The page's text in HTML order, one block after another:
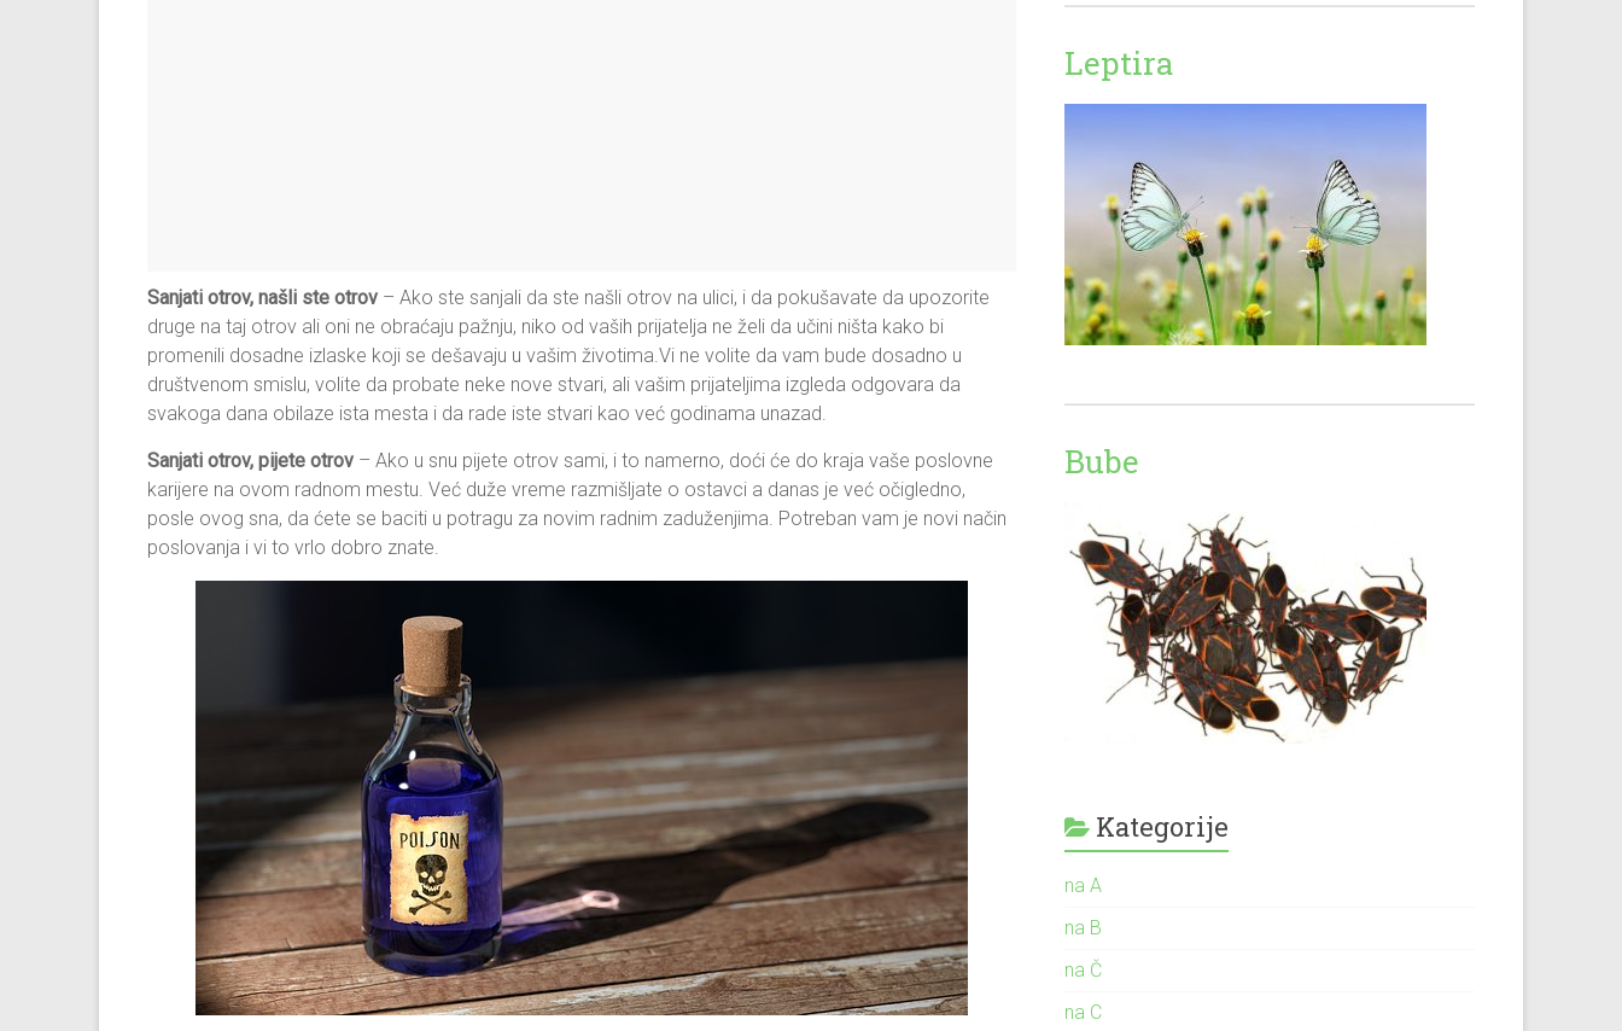
Sanjati otrov, našli ste otrov – Ako ste sanjali da ste našli otrov na ulici, i da pokušavate da upozorite
druge na taj otrov ali oni ne obraćaju pažnju, niko od vaših prijatelja ne želi da učini ništa kako bi
promenili dosadne izlaske koji se dešavaju u vašim životima.Vi ne volite da vam bude dosadno u
društvenom smislu, volite da probate neke nove stvari, ali vašim prijateljima izgleda odgovara da
svakoga dana obilaze ista mesta i da rade iste stvari kao već godinama unazad.
Sanjati otrov, pijete otrov – Ako u snu pijete otrov sami, i to namerno, doći će do kraja vaše poslovne
karijere na ovom radnom mestu. Već duže vreme razmišljate o ostavci a danas je već očigledno,
posle ovog sna, da ćete se baciti u potragu za novim radnim zaduženjima. Potreban vam je novi način
poslovanja i vi to vrlo dobro znate.
Leptira
Bube
Kategorije
na A
na B
na Č
na C